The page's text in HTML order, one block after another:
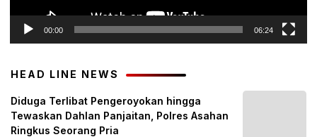
00:00 06:24
HEAD LINE NEWS
Diduga Terlibat Pengeroyokan hingga
Tewaskan Dahlan Panjaitan, Polres Asahan
Ringkus Seorang Pria